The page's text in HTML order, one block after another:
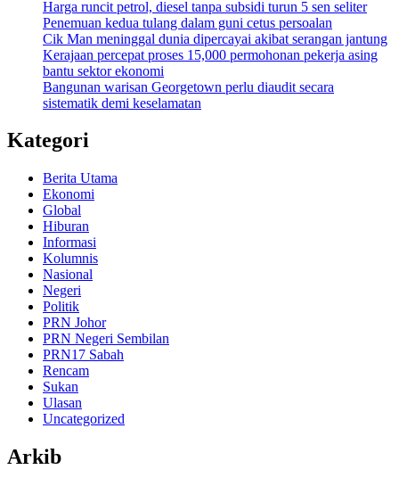
Harga runcit petrol, diesel tanpa subsidi turun 5 sen seliter
Penemuan kedua tulang dalam guni cetus persoalan
Cik Man meninggal dunia dipercayai akibat serangan jantung
Kerajaan percepat proses 15,000 permohonan pekerja asing
bantu sektor ekonomi
Bangunan warisan Georgetown perlu diaudit secara
sistematik demi keselamatan
Kategori
Berita Utama
Ekonomi
Global
Hiburan
Informasi
Kolumnis
Nasional
Negeri
Politik
PRN Johor
PRN Negeri Sembilan
PRN17 Sabah
Rencam
Sukan
Ulasan
Uncategorized
Arkib